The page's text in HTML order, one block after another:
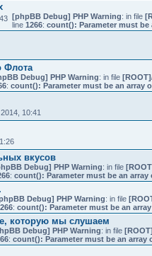
[phpBB Debug] PHP Warning: in file
line 1266: count(): Parameter must
Флота
Debug] PHP Warning: in file
: count(): Parameter must be an array
10:41
вкусов
Debug] PHP Warning: in file
: count(): Parameter must be an
Debug] PHP Warning: in file
: count(): Parameter must be an
которую мы слушаем
Debug] PHP Warning: in file
: count(): Parameter must be an